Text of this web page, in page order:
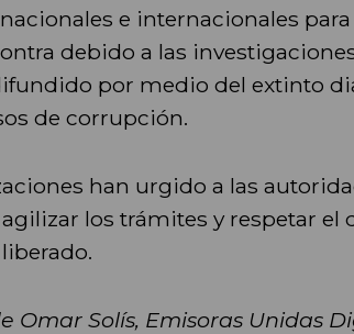
e internacionales
debido a las
por medio del extinto
de corrupción.
han urgido a las
los trámites y respetar el
Omar Solís, Emisoras Unidas